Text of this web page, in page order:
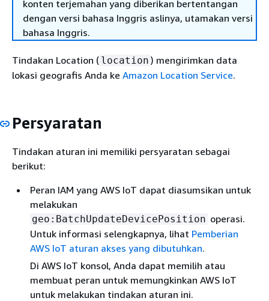
konten terjemahan yang diberikan bertentangan
dengan versi bahasa Inggris aslinya, utamakan versi
bahasa Inggris.
Tindakan Location ( location ) mengirimkan data
lokasi geografis Anda ke Amazon Location Service.
Persyaratan
Tindakan aturan ini memiliki persyaratan sebagai
berikut:
Peran IAM yang AWS IoT dapat diasumsikan untuk
melakukan
geo:BatchUpdateDevicePosition operasi.
Untuk informasi selengkapnya, lihat Pemberian
AWS IoT aturan akses yang dibutuhkan.
Di AWS IoT konsol, Anda dapat memilih atau
membuat peran untuk memungkinkan AWS IoT
untuk melakukan tindakan aturan ini.